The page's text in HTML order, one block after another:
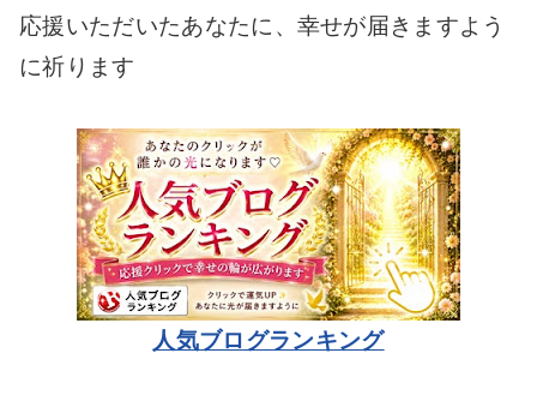
応援いただいたあなたに、幸せが届きますよう
に祈ります
人気ブログランキング